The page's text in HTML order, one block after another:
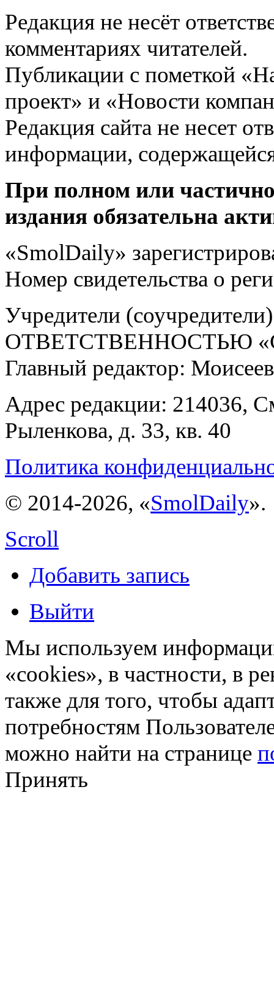
Редакция не несёт
комментариях читателей.
Публикации с пометкой
проект» и «Новости
Редакция сайта не несет
информации,
При полном или
издания обязательна
«SmolDaily»
Номер свидетельства о
Учредители
ОТВЕТСТВЕННОСТЬЮ
Главный редактор:
Адрес редакции: 214036,
Рыленкова, д. 33, кв. 40
Политика
© 2014-2026, «SmolDaily».
Scroll
Добавить запись
Выйти
Мы используем
«cookies», в частности, в
также для того, чтобы
потребностям
можно найти на странице
Принять